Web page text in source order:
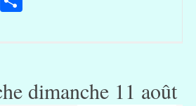
dimanche 11 août